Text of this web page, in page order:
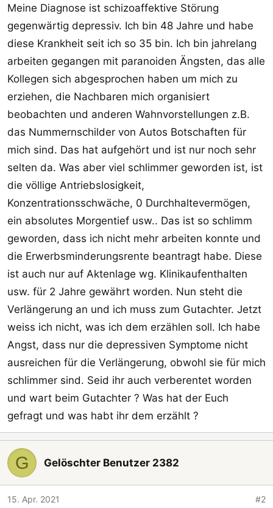
r
a
m
Meine Diagnose ist schizoaffektive Störung
gegenwärtig depressiv. Ich bin 48 Jahre und habe
diese Krankheit seit ich so 35 bin. Ich bin jahrelang
arbeiten gegangen mit paranoiden Ängsten, das alle
Kollegen sich abgesprochen haben um mich zu
erziehen, die Nachbaren mich organisiert
beobachten und anderen Wahnvorstellungen z.B.
das Nummernschilder von Autos Botschaften für
mich sind. Das hat aufgehört und ist nur noch sehr
selten da. Was aber viel schlimmer geworden ist, ist
die völlige Antriebslosigkeit,
Konzentrationsschwäche, 0 Durchhaltevermögen,
ein absolutes Morgentief usw.. Das ist so schlimm
geworden, dass ich nicht mehr arbeiten konnte und
die Erwerbsminderungsrente beantragt habe. Diese
ist auch nur auf Aktenlage wg. Klinikaufenthalten
usw. für 2 Jahre gewährt worden. Nun steht die
Verlängerung an und ich muss zum Gutachter. Jetzt
weiss ich nicht, was ich dem erzählen soll. Ich habe
Angst, dass nur die depressiven Symptome nicht
ausreichen für die Verlängerung, obwohl sie für mich
schlimmer sind. Seid ihr auch verberentet worden
und wart beim Gutachter ? Was hat der Euch
gefragt und was habt ihr dem erzählt ?
G Gelöschter Benutzer 2382
15. Apr. 2021 #2